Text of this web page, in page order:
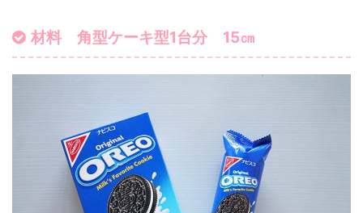
材料 角型ケーキ型1台分 15㎝